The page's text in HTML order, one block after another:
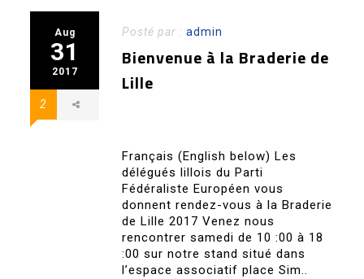
Aug
31
2017
2
Posté par :admin
Bienvenue à la Braderie de
Lille
Français (English below) Les
délégués lillois du Parti
Fédéraliste Européen vous
donnent rendez-vous à la Braderie
de Lille 2017 Venez nous
rencontrer samedi de 10 :00 à 18
:00 sur notre stand situé dans
l’espace associatif place Sim..